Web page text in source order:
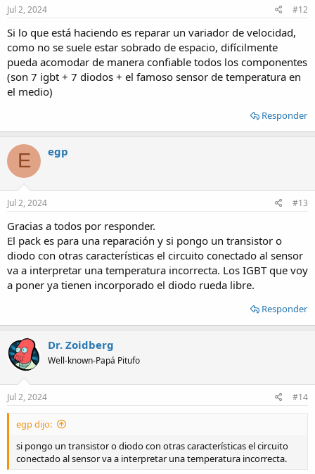
s
Jul 2, 2024 #12
Si lo que está haciendo es reparar un variador de velocidad,
como no se suele estar sobrado de espacio, difícilmente
pueda acomodar de manera confiable todos los componentes
(son 7 igbt + 7 diodos + el famoso sensor de temperatura en
el medio)
Responder
E egp
Jul 2, 2024 #13
Gracias a todos por responder.
El pack es para una reparación y si pongo un transistor o
diodo con otras características el circuito conectado al sensor
va a interpretar una temperatura incorrecta. Los IGBT que voy
a poner ya tienen incorporado el diodo rueda libre.
Responder
Dr. Zoidberg
Well-known-Papá Pitufo
Jul 2, 2024 #14
egp dijo:
si pongo un transistor o diodo con otras características el circuito
conectado al sensor va a interpretar una temperatura incorrecta.